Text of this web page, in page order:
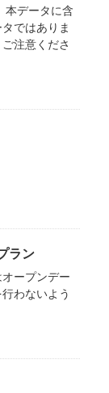
本データに含
ではありま
注意くださ
ラン
ープンデー
わないよう